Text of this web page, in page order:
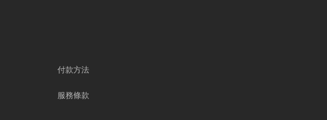
付款方法
服務條款